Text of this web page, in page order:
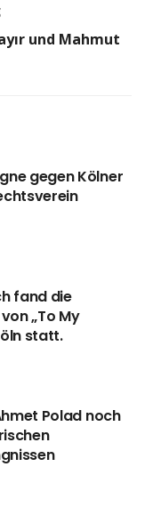
und Mahmut
gegen Kölner
fand die
„To My
statt.
Polad noch